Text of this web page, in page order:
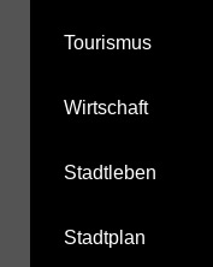
Tourismus
Wirtschaft
Stadtleben
Stadtplan